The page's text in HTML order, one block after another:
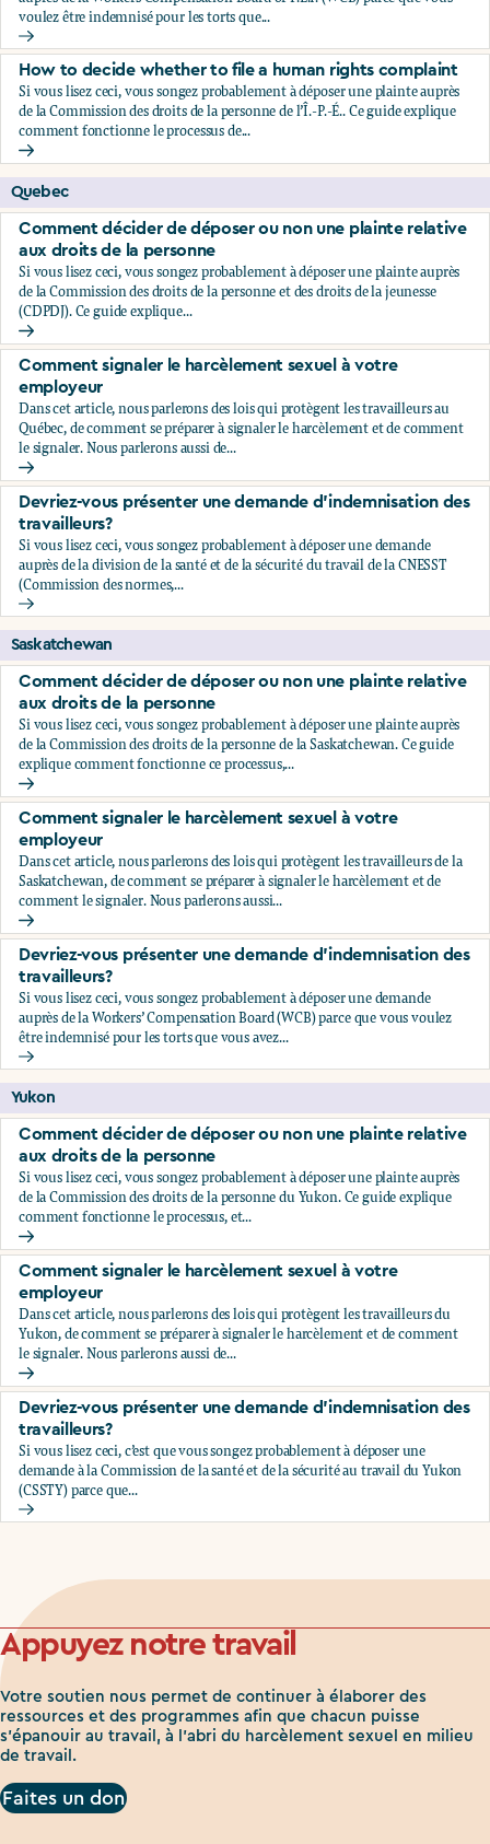
voulez être indemnisé pour les torts que...
Devriez-vous présenter une demande d’indemnisation des
How to decide whether to file a human rights complaint
Si vous lisez ceci, vous songez probablement à déposer une plainte auprès
de la Commission des droits de la personne de l’Î.-P.-É.. Ce guide explique
comment fonctionne le processus de...
How to decide whether to file a human rights complaint
Quebec
Comment décider de déposer ou non une plainte relative
aux droits de la personne
Si vous lisez ceci, vous songez probablement à déposer une plainte auprès
de la Commission des droits de la personne et des droits de la jeunesse
(CDPDJ). Ce guide explique...
Comment décider de déposer ou non une plainte relative
Comment signaler le harcèlement sexuel à votre
employeur
Dans cet article, nous parlerons des lois qui protègent les travailleurs au
Québec, de comment se préparer à signaler le harcèlement et de comment
le signaler. Nous parlerons aussi de...
Comment signaler le harcèlement sexuel à votre employeur
Devriez-vous présenter une demande d’indemnisation des
travailleurs?
Si vous lisez ceci, vous songez probablement à déposer une demande
auprès de la division de la santé et de la sécurité du travail de la CNESST
(Commission des normes,...
Devriez-vous présenter une demande d’indemnisation des
Saskatchewan
Comment décider de déposer ou non une plainte relative
aux droits de la personne
Si vous lisez ceci, vous songez probablement à déposer une plainte auprès
de la Commission des droits de la personne de la Saskatchewan. Ce guide
explique comment fonctionne ce processus,...
Comment décider de déposer ou non une plainte relative
Comment signaler le harcèlement sexuel à votre
employeur
Dans cet article, nous parlerons des lois qui protègent les travailleurs de la
Saskatchewan, de comment se préparer à signaler le harcèlement et de
comment le signaler. Nous parlerons aussi...
Comment signaler le harcèlement sexuel à votre employeur
Devriez-vous présenter une demande d’indemnisation des
travailleurs?
Si vous lisez ceci, vous songez probablement à déposer une demande
auprès de la Workers’ Compensation Board (WCB) parce que vous voulez
être indemnisé pour les torts que vous avez...
Devriez-vous présenter une demande d’indemnisation des
Yukon
Comment décider de déposer ou non une plainte relative
aux droits de la personne
Si vous lisez ceci, vous songez probablement à déposer une plainte auprès
de la Commission des droits de la personne du Yukon. Ce guide explique
comment fonctionne le processus, et...
Comment décider de déposer ou non une plainte relative
Comment signaler le harcèlement sexuel à votre
employeur
Dans cet article, nous parlerons des lois qui protègent les travailleurs du
Yukon, de comment se préparer à signaler le harcèlement et de comment
le signaler. Nous parlerons aussi de...
Comment signaler le harcèlement sexuel à votre employeur
Devriez-vous présenter une demande d'indemnisation des
travailleurs?
Si vous lisez ceci, c’est que vous songez probablement à déposer une
demande à la Commission de la santé et de la sécurité au travail du Yukon
(CSSTY) parce que...
Devriez-vous présenter une demande d'indemnisation des
Appuyez notre travail
Votre soutien nous permet de continuer à élaborer des
ressources et des programmes afin que chacun puisse
s'épanouir au travail, à l'abri du harcèlement sexuel en milieu
de travail.
Faites un don